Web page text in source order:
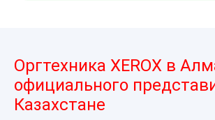
Оргтехника XEROX в
официального
Казахстане